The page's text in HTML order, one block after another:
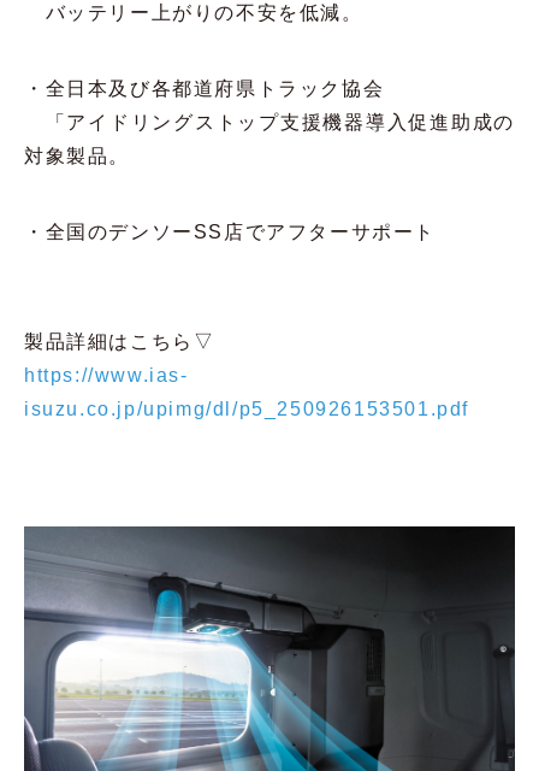
バッテリー上がりの不安を低減。
・全日本及び各都道府県トラック協会
「アイドリングストップ支援機器導入促進助成の
対象製品。
・全国のデンソーSS店でアフターサポート
製品詳細はこちら▽
https://www.ias-
isuzu.co.jp/upimg/dl/p5_250926153501.pdf